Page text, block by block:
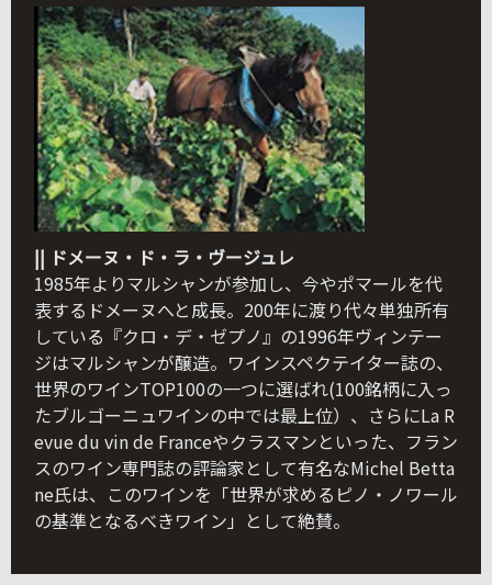
|| ドメーヌ・ド・ラ・ヴージュレ
1985年よりマルシャンが参加し、今やポマールを代
表するドメーヌへと成長。200年に渡り代々単独所有
している『クロ・デ・ゼプノ』の1996年ヴィンテー
ジはマルシャンが醸造。ワインスペクテイター誌の、
世界のワインTOP100の一つに選ばれ(100銘柄に入っ
たブルゴーニュワインの中では最上位）、さらにLa R
evue du vin de Franceやクラスマンといった、フラン
スのワイン専門誌の評論家として有名なMichel Betta
ne氏は、このワインを「世界が求めるピノ・ノワール
の基準となるべきワイン」として絶賛。